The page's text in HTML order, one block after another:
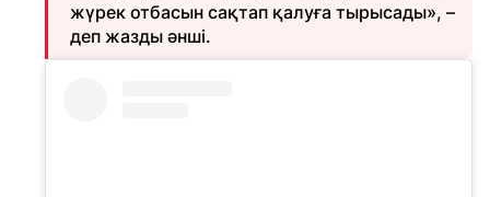
жүрек отбасын сақтап қалуға тырысады», –
деп жазды әнші.